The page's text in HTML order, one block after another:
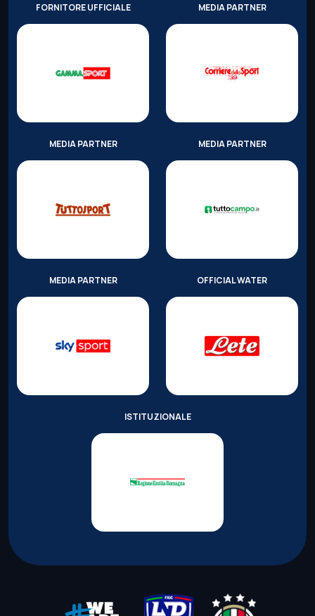
FORNITORE UFFICIALE MEDIA PARTNER
MEDIA PARTNER MEDIA PARTNER
MEDIA PARTNER OFFICIAL WATER
ISTITUZIONALE